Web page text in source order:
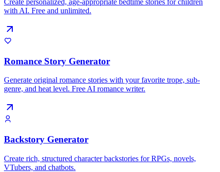
with AI. Free and unlimited.
Romance Story Generator
Generate original romance stories with your favorite trope, sub-
genre, and heat level. Free AI romance writer.
Backstory Generator
Create rich, structured character backstories for RPGs, novels,
VTubers, and chatbots.